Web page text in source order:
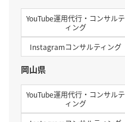
YouTube運用代行・コンサルテ
ィング
Instagramコンサルティング
岡山県
YouTube運用代行・コンサルテ
ィング